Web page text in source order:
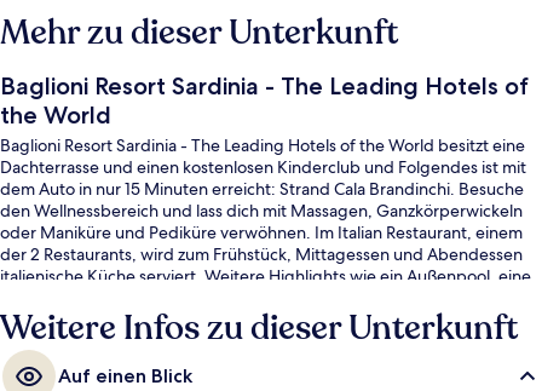
Mehr zu dieser Unterkunft
Baglioni Resort Sardinia - The Leading Hotels of
the World
Baglioni Resort Sardinia - The Leading Hotels of the World besitzt eine
Dachterrasse und einen kostenlosen Kinderclub und Folgendes ist mit
dem Auto in nur 15 Minuten erreicht: Strand Cala Brandinchi. Besuche
den Wellnessbereich und lass dich mit Massagen, Ganzkörperwickeln
oder Maniküre und Pediküre verwöhnen. Im Italian Restaurant, einem
der 2 Restaurants, wird zum Frühstück, Mittagessen und Abendessen
italienische Küche serviert. Weitere Highlights wie ein Außenpool, eine
Stil. Andere Reisende lieben das hilfsbereite Personal.
Weitere Infos zu dieser Unterkunft
Auf einen Blick